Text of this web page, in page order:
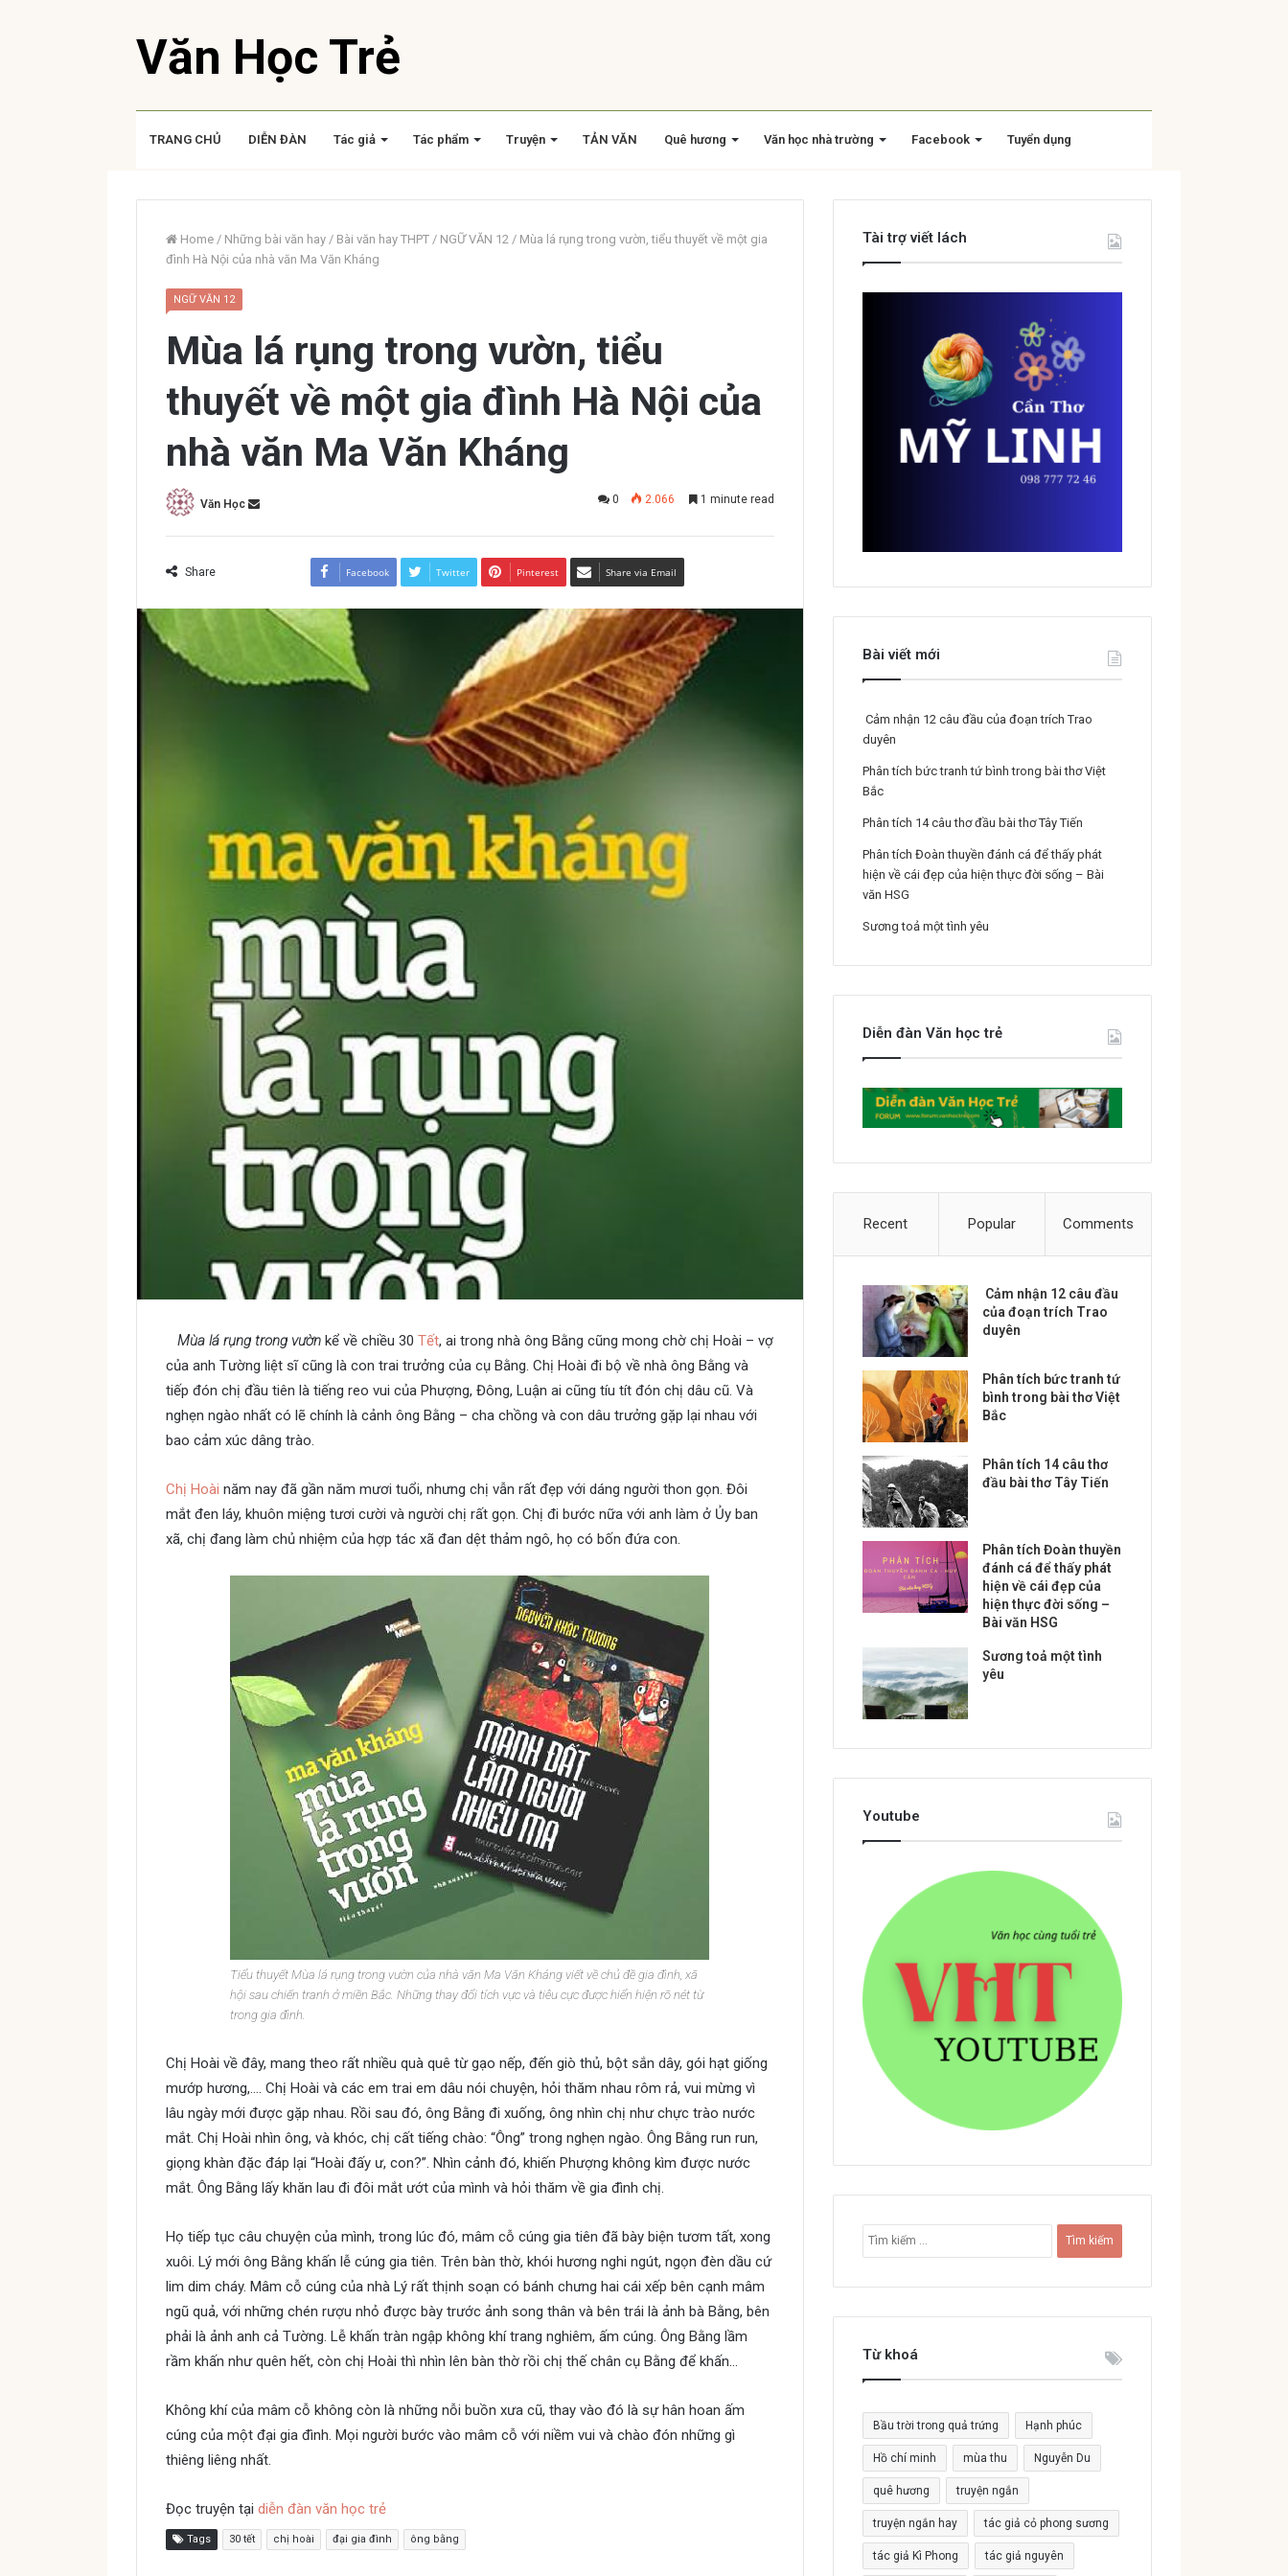
Văn Học Trẻ
TRANG CHỦ DIỄN ĐÀN Tác giả Tác phẩm Truyện TẢN VĂN Quê hương Văn học nhà trường Facebook Tuyển dụng
Home / Những bài văn hay / Bài văn hay THPT / NGỮ VĂN 12 / Mùa lá rụng trong vườn, tiểu thuyết về một gia
đình Hà Nội của nhà văn Ma Văn Kháng
NGỮ VĂN 12
Mùa lá rụng trong vườn, tiểu
thuyết về một gia đình Hà Nội của
nhà văn Ma Văn Kháng
Văn Học 0 2.066 1 minute read
Share Facebook Twitter Pinterest Share via Email
Mùa lá rụng trong vườn kể về chiều 30 Tết, ai trong nhà ông Bằng cũng mong chờ chị Hoài – vợ
của anh Tường liệt sĩ cũng là con trai trưởng của cụ Bằng. Chị Hoài đi bộ về nhà ông Bằng và
tiếp đón chị đầu tiên là tiếng reo vui của Phượng, Đông, Luận ai cũng tíu tít đón chị dâu cũ. Và
nghẹn ngào nhất có lẽ chính là cảnh ông Bằng – cha chồng và con dâu trưởng gặp lại nhau với
bao cảm xúc dâng trào.
Chị Hoài năm nay đã gần năm mươi tuổi, nhưng chị vẫn rất đẹp với dáng người thon gọn. Đôi
mắt đen láy, khuôn miệng tươi cười và người chị rất gọn. Chị đi bước nữa với anh làm ở Ủy ban
xã, chị đang làm chủ nhiệm của hợp tác xã đan dệt thảm ngô, họ có bốn đứa con.
Tiểu thuyết Mùa lá rụng trong vườn của nhà văn Ma Văn Kháng viết về chủ đề gia đình, xã
hội sau chiến tranh ở miền Bắc. Những thay đổi tích vực và tiêu cực được hiển hiện rõ nét từ
trong gia đình.
Chị Hoài về đây, mang theo rất nhiều quà quê từ gạo nếp, đến giò thủ, bột sắn dây, gói hạt giống
mướp hương,…. Chị Hoài và các em trai em dâu nói chuyện, hỏi thăm nhau rôm rả, vui mừng vì
lâu ngày mới được gặp nhau. Rồi sau đó, ông Bằng đi xuống, ông nhìn chị như chực trào nước
mắt. Chị Hoài nhìn ông, và khóc, chị cất tiếng chào: “Ông” trong nghẹn ngào. Ông Bằng run run,
giọng khàn đặc đáp lại “Hoài đấy ư, con?”. Nhìn cảnh đó, khiến Phượng không kìm được nước
mắt. Ông Bằng lấy khăn lau đi đôi mắt ướt của mình và hỏi thăm về gia đình chị.
Họ tiếp tục câu chuyện của mình, trong lúc đó, mâm cỗ cúng gia tiên đã bày biện tươm tất, xong
xuôi. Lý mới ông Bằng khấn lễ cúng gia tiên. Trên bàn thờ, khói hương nghi ngút, ngọn đèn dầu cứ
lim dim cháy. Mâm cỗ cúng của nhà Lý rất thịnh soạn có bánh chưng hai cái xếp bên cạnh mâm
ngũ quả, với những chén rượu nhỏ được bày trước ảnh song thân và bên trái là ảnh bà Bằng, bên
phải là ảnh anh cả Tường. Lễ khấn tràn ngập không khí trang nghiêm, ấm cúng. Ông Bằng lầm
rầm khấn như quên hết, còn chị Hoài thì nhìn lên bàn thờ rồi chị thế chân cụ Bằng để khấn…
Không khí của mâm cỗ không còn là những nỗi buồn xưa cũ, thay vào đó là sự hân hoan ấm
cúng của một đại gia đình. Mọi người bước vào mâm cỗ với niềm vui và chào đón những gì
thiêng liêng nhất.
Đọc truyện tại diễn đàn văn học trẻ
Tags 30 tết chị hoài đại gia đình ông bằng
Tài trợ viết lách
Bài viết mới
Cảm nhận 12 câu đầu của đoạn trích Trao
duyên
Phân tích bức tranh tứ bình trong bài thơ Việt
Bắc
Phân tích 14 câu thơ đầu bài thơ Tây Tiến
Phân tích Đoàn thuyền đánh cá để thấy phát
hiện về cái đẹp của hiện thực đời sống – Bài
văn HSG
Sương toả một tình yêu
Diễn đàn Văn học trẻ
Recent Popular Comments
Cảm nhận 12 câu đầu
của đoạn trích Trao
duyên
Phân tích bức tranh tứ
bình trong bài thơ Việt
Bắc
Phân tích 14 câu thơ
đầu bài thơ Tây Tiến
Phân tích Đoàn thuyền
đánh cá để thấy phát
hiện về cái đẹp của
hiện thực đời sống –
Bài văn HSG
Sương toả một tình
yêu
Youtube
ì
i
c
o
:
Từ khoá
Bầu trời trong quả trứng Hạnh phúc
Hồ chí minh mùa thu Nguyễn Du
quê hương truyện ngắn
truyện ngắn hay tác giả cỏ phong sương
tác giả Kì Phong tác giả nguyên